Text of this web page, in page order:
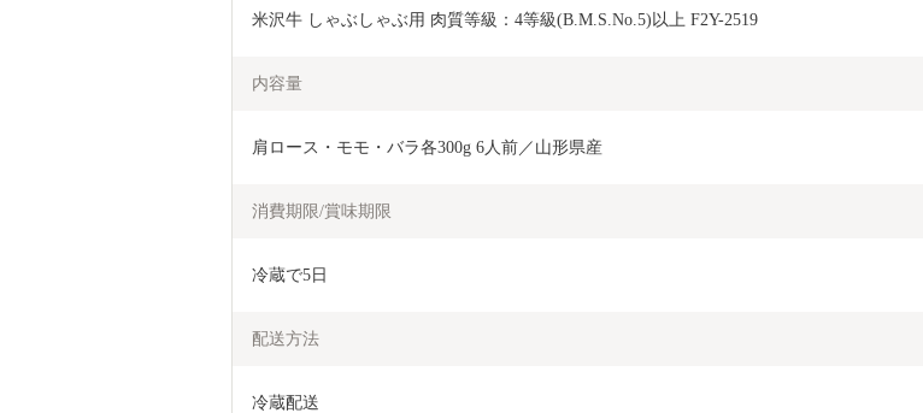
米沢牛 しゃぶしゃぶ用 肉質等級：4等級(B.M.S.No.5)以上 F2Y-2519
内容量
肩ロース・モモ・バラ各300g 6人前／山形県産
消費期限/賞味期限
冷蔵で5日
配送方法
冷蔵配送